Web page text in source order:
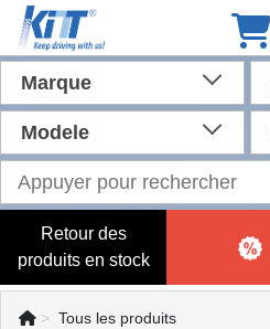
Marque
Modele
Retour des
produits en stock
Tous les produits